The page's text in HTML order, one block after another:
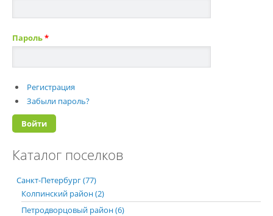
Пароль*
Регистрация
Забыли пароль?
Каталог поселков
Санкт-Петербург (77)
Колпинский район (2)
Петродворцовый район (6)